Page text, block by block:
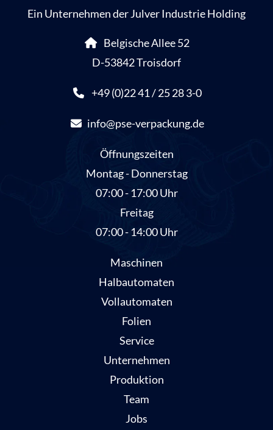
Ein Unternehmen der Julver Industrie Holding
Belgische Allee 52
D-53842 Troisdorf
+49 (0)22 41 / 25 28 3-0
info@pse-verpackung.de
Öffnungszeiten
Montag - Donnerstag
07:00 - 17:00 Uhr
Freitag
07:00 - 14:00 Uhr
Maschinen
Halbautomaten
Vollautomaten
Folien
Service
Unternehmen
Produktion
Team
Jobs